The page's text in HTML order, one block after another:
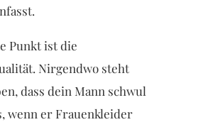
Punkt ist die
Nirgendwo steht
dass dein Mann schwul
wenn er Frauenkleider